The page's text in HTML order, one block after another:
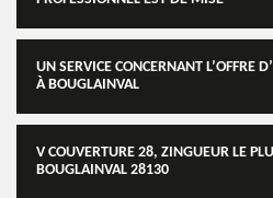
UN SERVICE CONCERNANT L’OFFRE
À BOUGLAINVAL
V COUVERTURE 28, ZINGUEUR LE
BOUGLAINVAL 28130